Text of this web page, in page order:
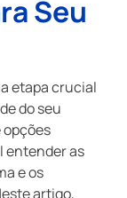
Seu
etapa crucial
do seu
opções
entender as
e os
artigo,